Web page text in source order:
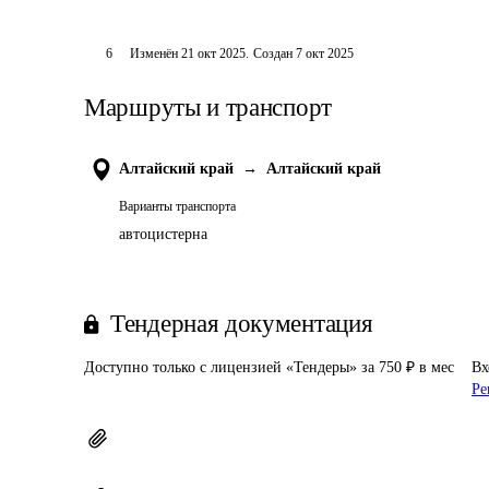
6 Изменён 21 окт 2025. Создан 7 окт 2025
Маршруты и транспорт
Алтайский край → Алтайский край
Варианты транспорта
автоцистерна
Тендерная документация
Доступно только с лицензией «Тендеры» за 750 ₽ в мес